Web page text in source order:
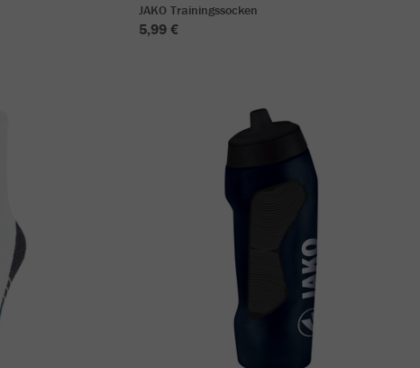
JAKO Trainingssocken
5,99 €